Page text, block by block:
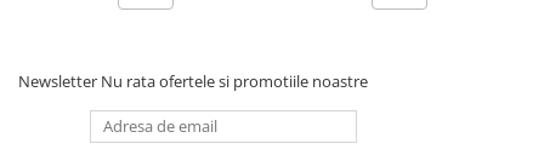
Newsletter Nu rata ofertele si promotiile noastre